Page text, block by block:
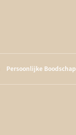
Persoonlijke Boodschap